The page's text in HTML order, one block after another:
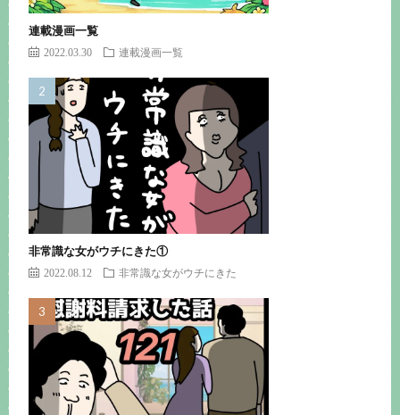
連載漫画一覧
2022.03.30 連載漫画一覧
非常識な女がウチにきた①
2022.08.12 非常識な女がウチにきた